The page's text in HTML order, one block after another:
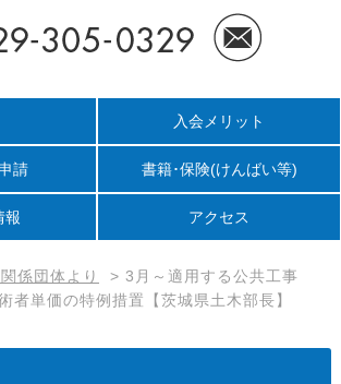
入会メリット
請 書籍･保険(けんばい等)
報 アクセス
係団体より > 3月～適用する公共工事
者単価の特例措置【茨城県土木部長】